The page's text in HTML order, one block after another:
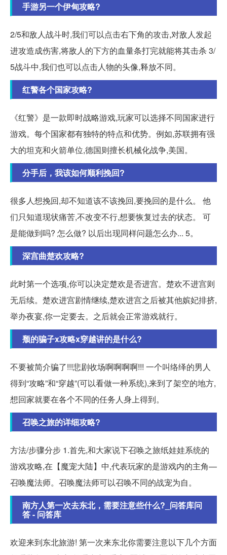
手游另一个伊甸攻略?
2/5和敌人战斗时,我们可以点击右下角的攻击,对敌人发起
进攻造成伤害,将敌人的下方的血量条打完就能将其击杀 3/
5战斗中,我们也可以点击人物的头像,释放不同。
红警各个国家攻略?
《红警》是一款即时战略游戏,玩家可以选择不同国家进行
游戏。每个国家都有独特的特点和优势。例如,苏联拥有强
大的坦克和火箭单位,德国则擅长机械化战争,美国。
分手后，我该如何顺利挽回?
很多人想挽回,却不知道该不该挽回,要挽回的是什么。 他
们只知道现状痛苦,不改变不行,想要恢复过去的状态。 可
是能做到吗? 怎么做? 以后出现同样问题怎么办... 5。
深宫曲楚欢攻略?
此时第一个选项,你可以决定楚欢是否进宫。楚欢不进宫则
无后续。楚欢进宫剧情继续,楚欢进宫之后被其他嫔妃排挤,
举办夜宴,你一定要去。之后就会正常游戏就行。
颓的骗子x攻略x穿越讲的是什么?
不要被简介骗了!!!悲剧收场啊啊啊啊!!! 一个叫络绎的男人
得到“攻略”和“穿越”(可以看做一种系统),来到了架空的地方,
想回家就要在各个不同的任务人身上得到。
召唤之旅的详细攻略?
方法/步骤分步 1.首先,和大家说下召唤之旅纸娃娃系统的
游戏攻略,在【魔宠大陆】中,代表玩家的是游戏内的主角—
召唤魔法师。召唤魔法师可以召唤不同的战宠为自。
南方人第一次去东北，需要注意些什么?_问答库问
答 - 问答库
欢迎来到东北旅游! 第一次来东北你需要注意以下几个方面